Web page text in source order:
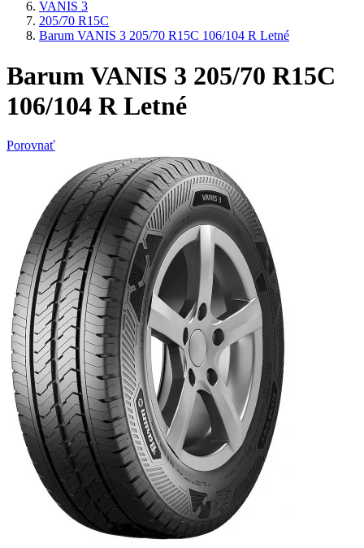
VANIS 3
205/70 R15C
Barum VANIS 3 205/70 R15C 106/104 R Letné
Barum VANIS 3 205/70 R15C
106/104 R Letné
Porovnať